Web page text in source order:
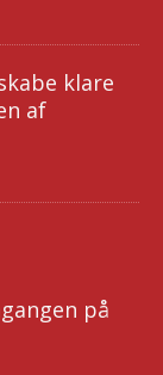
klare
af
på